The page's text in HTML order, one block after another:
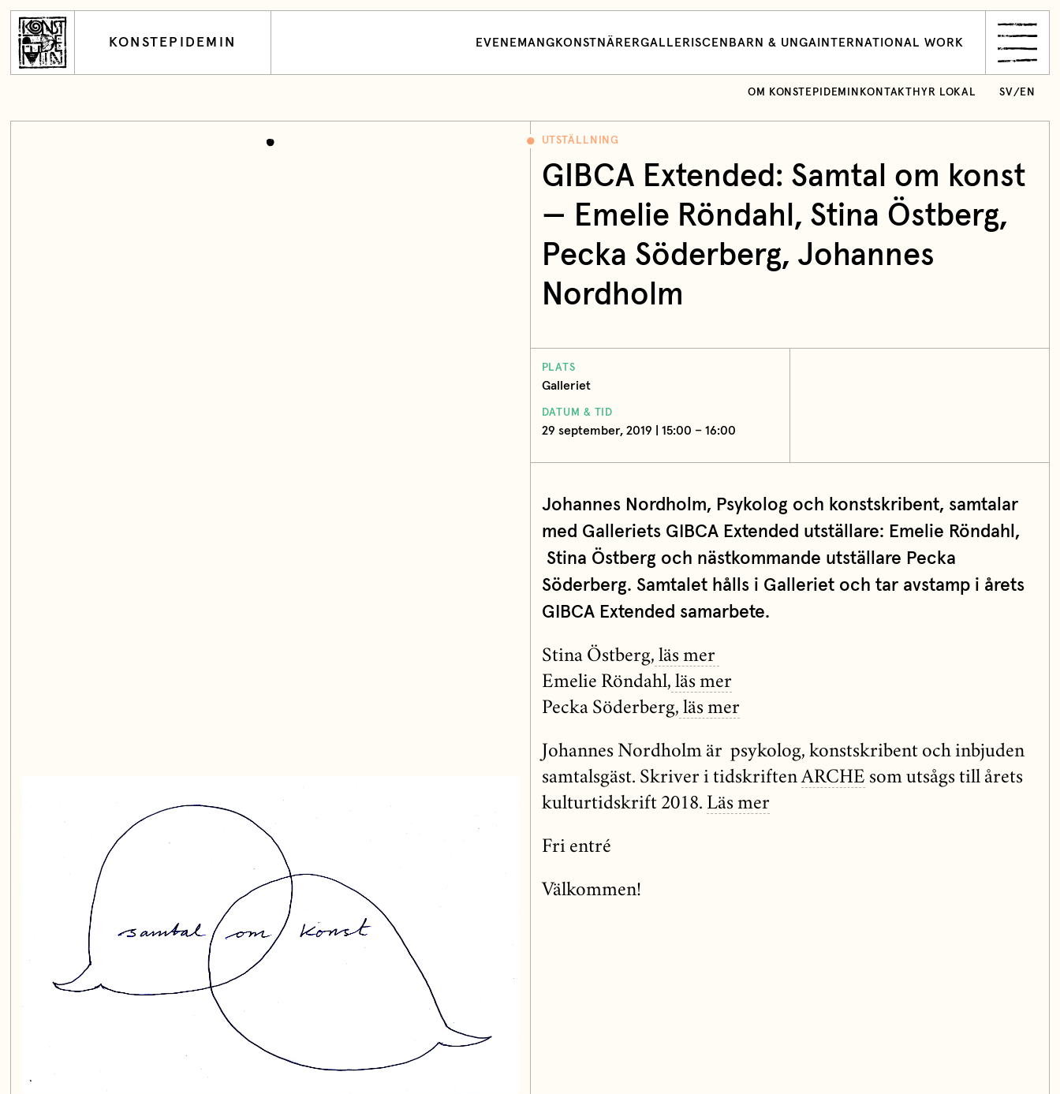
KONSTEPIDEMIN EVENEMANG KONSTNÄRERGALLERI SCEN BARN & UNGA INTERNATIONAL WORK
OM KONSTEPIDEMIN KONTAKT HYR LOKAL SV/ EN
UTSTÄLLNING
GIBCA Extended: Samtal om konst
— Emelie Röndahl, Stina Östberg,
Pecka Söderberg, Johannes
Nordholm
PLATS
Galleriet
DATUM & TID
29 september, 2019 | 15:00 – 16:00
Johannes Nordholm, Psykolog och konstskribent, samtalar
med Galleriets GIBCA Extended utställare: Emelie Röndahl,
Stina Östberg och nästkommande utställare Pecka
Söderberg. Samtalet hålls i Galleriet och tar avstamp i årets
GIBCA Extended samarbete.
Stina Östberg, läs mer
Emelie Röndahl, läs mer
Pecka Söderberg, läs mer
Johannes Nordholm är psykolog, konstskribent och inbjuden
samtalsgäst. Skriver i tidskriftenARCHE som utsågs till årets
kulturtidskrift 2018. Läs mer
Fri entré
Välkommen!